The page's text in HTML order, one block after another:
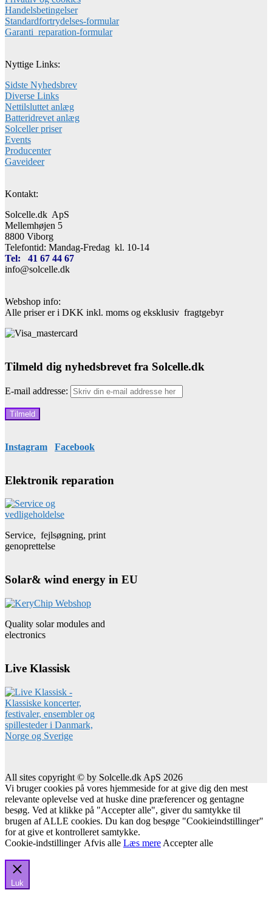
Handelsbetingelser
Standardfortrydelses-formular
Garanti_reparation-formular
Nyttige Links:
Sidste Nyhedsbrev
Diverse Links
Nettilsluttet anlæg
Batteridrevet anlæg
Solceller priser
Events
Producenter
Gaveideer
Kontakt:
Solcelle.dk ApS
Mellemhøjen 5
8800 Viborg
Telefontid: Mandag-Fredag kl. 10-14
Tel: 41 67 44 67
info@solcelle.dk
Webshop info:
Alle priser er i DKK inkl. moms og eksklusiv fragtgebyr
Tilmeld dig nyhedsbrevet fra Solcelle.dk
E-mail addresse:
Instagram Facebook
Elektronik reparation
Service, fejlsøgning, print
genoprettelse
Solar& wind energy in EU
Quality solar modules and
electronics
Live Klassisk
All sites copyright © by Solcelle.dk ApS 2026
Vi bruger cookies på vores hjemmeside for at give dig den mest
relevante oplevelse ved at huske dine præferencer og gentagne
besøg. Ved at klikke på "Accepter alle", giver du samtykke til
brugen af ALLE cookies. Du kan dog besøge "Cookieindstillinger"
for at give et kontrolleret samtykke.
Cookie-indstillinger Afvis alle Læs mere Accepter alle
Luk